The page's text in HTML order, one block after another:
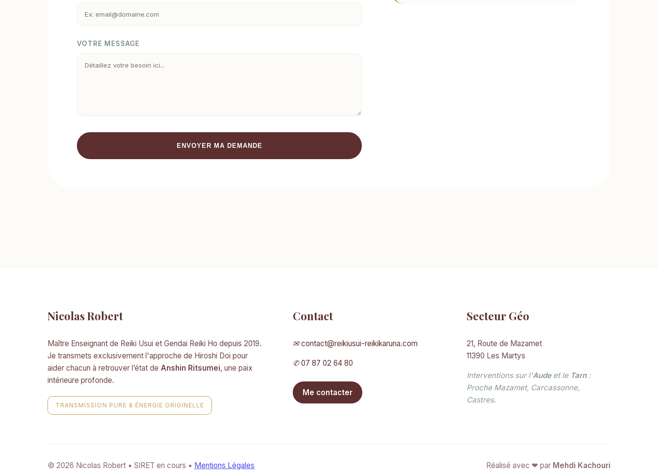
VOTRE MESSAGE
ENVOYER MA DEMANDE
Nicolas Robert
Maître Enseignant de Reiki Usui et Gendai Reiki Ho depuis 2019.
Je transmets exclusivement l'approche de Hiroshi Doi pour
aider chacun à retrouver l’état de Anshin Ritsumei, une paix
intérieure profonde.
TRANSMISSION PURE & ÉNERGIE ORIGINELLE
Contact
✉ contact@reikiusui-reikikaruna.com
✆ 07 87 02 64 80
Me contacter
Secteur Géo
21, Route de Mazamet
11390 Les Martys
Interventions sur l'Audeet le Tarn:
Proche Mazamet, Carcassonne,
Castres.
© 2026 Nicolas Robert • SIRET en cours • Mentions Légales Réalisé avec ❤ par Mehdi Kachouri